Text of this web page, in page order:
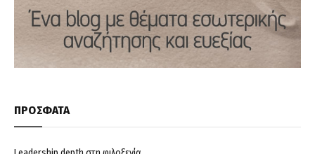
ΠΡΟΣΦΑΤΑ